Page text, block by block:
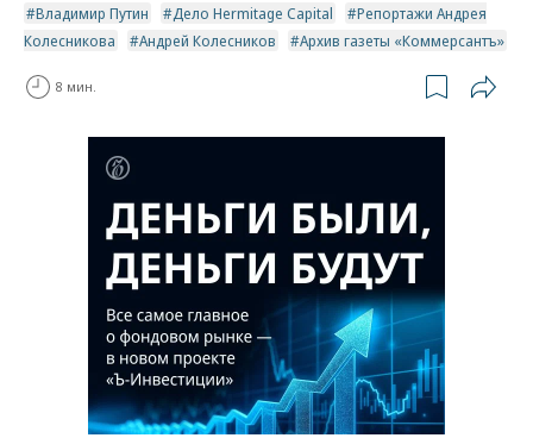
Владимир Путин
Дело Hermitage Capital
Репортажи Андрея
Колесникова
Андрей Колесников Архив газеты «Коммерсантъ»
8 мин.